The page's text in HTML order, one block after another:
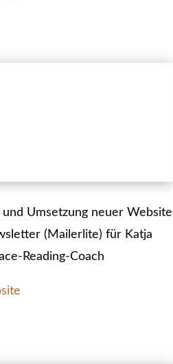
und Umsetzung neuer Website
(Mailerlite) für Katja
Reading-Coach